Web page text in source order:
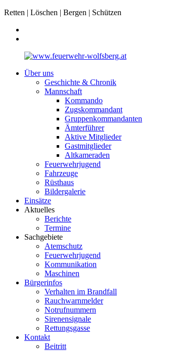
Retten | Löschen | Bergen | Schützen
Über uns
Geschichte & Chronik
Mannschaft
Kommando
Zugskommandant
Gruppenkommandanten
Ämterführer
Aktive Mitglieder
Gastmitglieder
Altkameraden
Feuerwehrjugend
Fahrzeuge
Rüsthaus
Bildergalerie
Einsätze
Aktuelles
Berichte
Termine
Sachgebiete
Atemschutz
Feuerwehrjugend
Kommunikation
Maschinen
Bürgerinfos
Verhalten im Brandfall
Rauchwarnmelder
Notrufnummern
Sirenensignale
Rettungsgasse
Kontakt
Beitritt